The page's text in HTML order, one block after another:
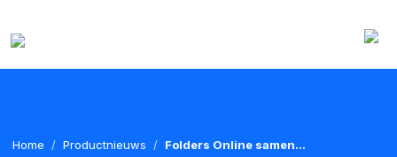
Home Productnieuws Folders Online samen...